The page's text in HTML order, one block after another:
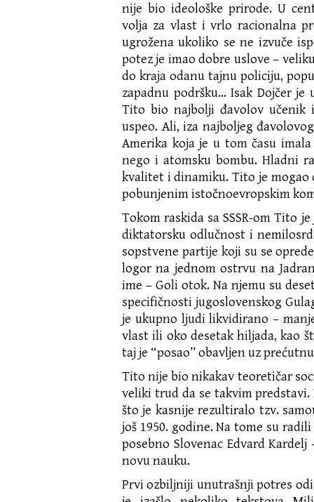
nije bio ideološke prirode. U
volja za vlast i vrlo racionalna
ugrožena ukoliko se ne izvuče
potez je imao dobre uslove –
do kraja odanu tajnu policiju,
zapadnu podršku… Isak Dojčer je
Tito bio najbolji đavolov učenik
uspeo. Ali, iza najboljeg
Amerika koja je u tom času
nego i atomsku bombu. Hladni
kvalitet i dinamiku. Tito je mogao
pobunjenim istočnoevropskim
Tokom raskida sa SSSR-om Tito
diktatorsku odlučnost i
sopstvene partije koji su se
logor na jednom ostrvu na
ime – Goli otok. Na njemu su
specifičnosti jugoslovenskog
je ukupno ljudi likvidirano –
vlast ili oko desetak hiljada, kao
taj je “posao” obavljen uz
Tito nije bio nikakav teoretičar
veliki trud da se takvim predstavi.
što je kasnije rezultiralo tzv.
još 1950. godine. Na tome su
posebno Slovenac Edvard
novu nauku.
Prvi ozbiljniji unutrašnji potres